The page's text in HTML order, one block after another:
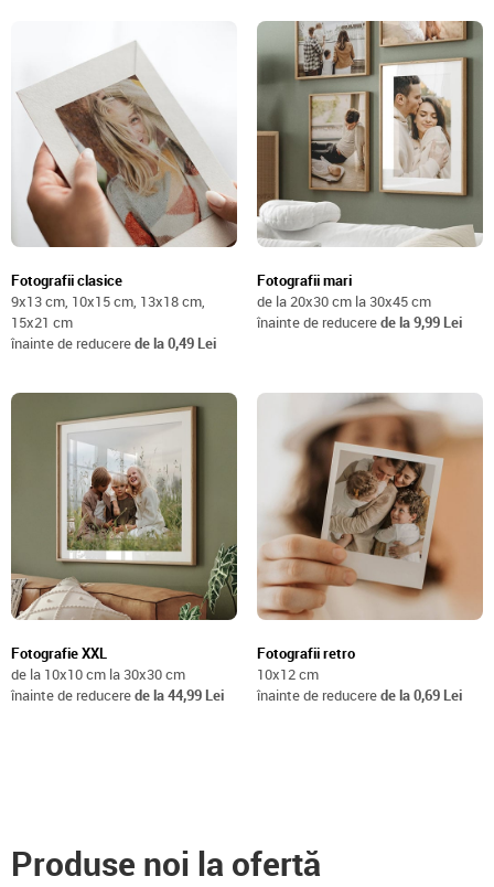
Fotografii clasice
9x13 cm, 10x15 cm, 13x18 cm,
15x21 cm
înainte de reducerede la 0,49 Lei
Fotografii mari
de la 20x30 cm la 30x45 cm
înainte de reducerede la 9,99 Lei
Fotografie XXL
de la 10x10 cm la 30x30 cm
înainte de reducerede la 44,99 Lei
Fotografii retro
10x12 cm
înainte de reducerede la 0,69 Lei
Produse noi la ofertă